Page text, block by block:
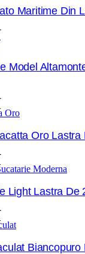
Maritime Din
Model
Oro Lastra
Light Lastra De
Biancopuro